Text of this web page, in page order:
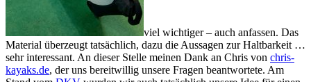
viel wichtiger – auch anfassen. Das
Material überzeugt tatsächlich, dazu die Aussagen zur Haltbarkeit …
sehr interessant. An dieser Stelle meinen Dank an Chris von chris-
kayaks.de, der uns bereitwillig unsere Fragen beantwortete. Am